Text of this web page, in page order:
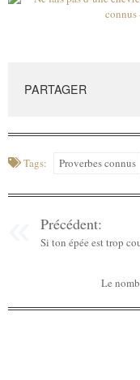
PARTAGER
Tags: Proverbes connus
Précédent:
Si ton épée est trop
Le